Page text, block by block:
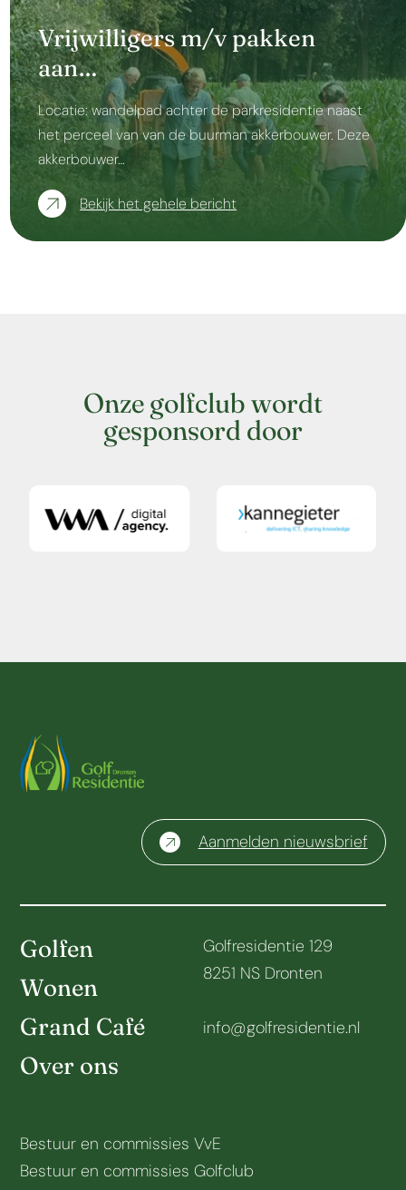
Vrijwilligers m/v pakken
aan…
Locatie: wandelpad achter de parkresidentie naast
het perceel van van de buurman akkerbouwer. Deze
akkerbouwer…
Bekijk het gehele bericht
Onze golfclub wordt
gesponsord door
Aanmelden nieuwsbrief
Golfen
Wonen
Grand Café
Over ons
Golfresidentie 129
8251 NS Dronten
info@golfresidentie.nl
Bestuur en commissies VvE
Bestuur en commissies Golfclub